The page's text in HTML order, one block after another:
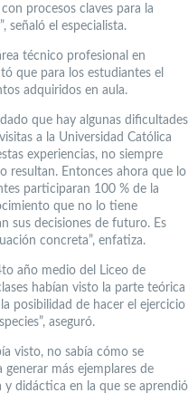
procesos claves para la
señaló el especialista.
técnico profesional en
que para los estudiantes el
adquiridos en aula.
que hay algunas dificultades
a la Universidad Católica
experiencias, no siempre
resultan. Entonces ahora que lo
participaran 100 % de la
que no lo tiene
sus decisiones de futuro. Es
concreta”, enfatiza.
año medio del Liceo de
habían visto la parte teórica
posibilidad de hacer el ejercicio
aseguró.
visto, no sabía cómo se
más ejemplares de
didáctica en la que se aprendió